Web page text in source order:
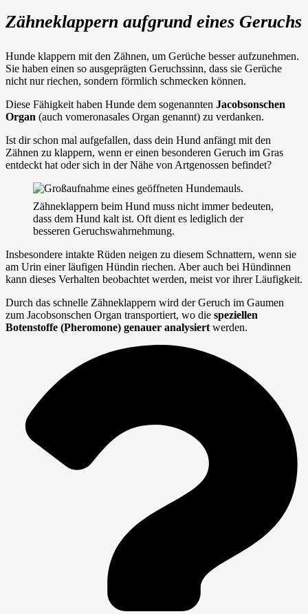
Zähneklappern aufgrund eines Geruchs
Hunde klappern mit den Zähnen, um Gerüche besser aufzunehmen.
Sie haben einen so ausgeprägten Geruchssinn, dass sie Gerüche
nicht nur riechen, sondern förmlich schmecken können.
Diese Fähigkeit haben Hunde dem sogenannten Jacobsonschen
Organ (auch vomeronasales Organ genannt) zu verdanken.
Ist dir schon mal aufgefallen, dass dein Hund anfängt mit den
Zähnen zu klappern, wenn er einen besonderen Geruch im Gras
entdeckt hat oder sich in der Nähe von Artgenossen befindet?
Zähneklappern beim Hund muss nicht immer bedeuten,
dass dem Hund kalt ist. Oft dient es lediglich der
besseren Geruchswahrnehmung.
Insbesondere intakte Rüden neigen zu diesem Schnattern, wenn sie
am Urin einer läufigen Hündin riechen. Aber auch bei Hündinnen
kann dieses Verhalten beobachtet werden, meist vor ihrer Läufigkeit.
Durch das schnelle Zähneklappern wird der Geruch im Gaumen
zum Jacobsonschen Organ transportiert, wo die speziellen
Botenstoffe (Pheromone) genauer analysiert werden.